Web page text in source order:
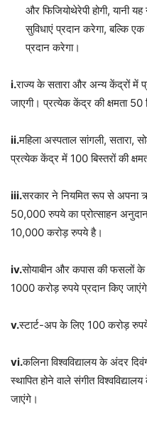
और फिजियोथेरेपी होगी, यानी
सुविधाएं प्रदान करेगा, बल्कि
प्रदान करेगा।
i.राज्य के सतारा और अन्य केंद्रों में
जाएगी। प्रत्येक केंद्र की क्षमता 50
ii.महिला अस्पताल सांगली, सतारा,
प्रत्येक केंद्र में 100 बिस्तरों की
iii.सरकार ने नियमित रूप से अपना
50,000 रुपये का प्रोत्साहन
10,000 करोड़ रुपये है।
iv.सोयाबीन और कपास की फसलों के
1000 करोड़ रुपये प्रदान किए
v.स्टार्ट-अप के लिए 100 करोड़
vi.कलिना विश्वविद्यालय के अंदर
स्थापित होने वाले संगीत
जाएंगे।